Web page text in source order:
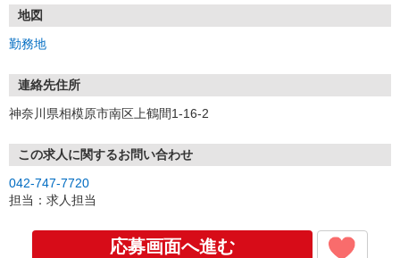
地図
勤務地
連絡先住所
神奈川県相模原市南区上鶴間1-16-2
この求人に関するお問い合わせ
042-747-7720
担当：求人担当
応募画面へ進む